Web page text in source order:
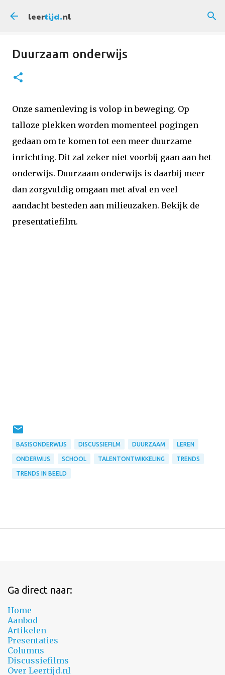
Doorgaan naar hoofdcontent
leertijd.nl
Duurzaam onderwijs
Onze samenleving is volop in beweging. Op
talloze plekken worden momenteel pogingen
gedaan om te komen tot een meer duurzame
inrichting. Dit zal zeker niet voorbij gaan aan het
onderwijs. Duurzaam onderwijs is daarbij meer
dan zorgvuldig omgaan met afval en veel
aandacht besteden aan milieuzaken. Bekijk de
presentatiefilm.
BASISONDERWIJS DISCUSSIEFILM DUURZAAM LEREN
ONDERWIJS SCHOOL TALENTONTWIKKELING TRENDS
TRENDS IN BEELD
Ga direct naar:
Home
Aanbod
Artikelen
Presentaties
Columns
Discussiefilms
Over Leertijd.nl